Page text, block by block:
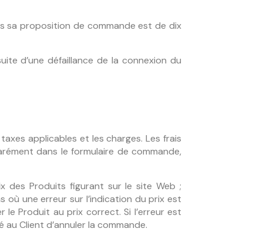
sa proposition de commande est de dix
d’une défaillance de la connexion du
applicables et les charges. Les frais
dans le formulaire de commande,
des Produits figurant sur le site Web ;
où une erreur sur l’indication du prix est
le Produit au prix correct. Si l’erreur est
Client d’annuler la commande.